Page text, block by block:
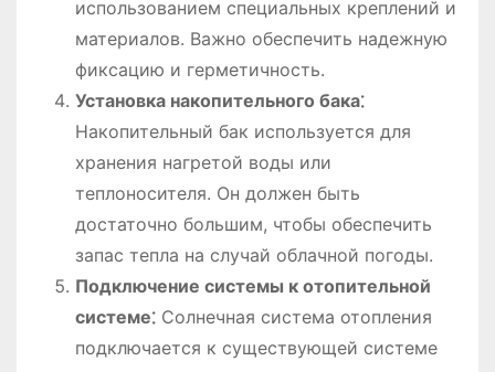
использованием специальных креплений и
материалов. Важно обеспечить надежную
фиксацию и герметичность.
Установка накопительного бака⁚
Накопительный бак используется для
хранения нагретой воды или
теплоносителя. Он должен быть
достаточно большим, чтобы обеспечить
запас тепла на случай облачной погоды.
Подключение системы к отопительной
системе⁚Солнечная система отопления
подключается к существующей системе